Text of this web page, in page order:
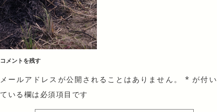
コメントを残す
メールアドレスが公開されることはありません。 * が付い
ている欄は必須項目です